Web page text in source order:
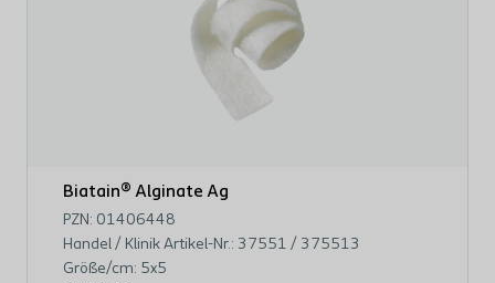
Biatain® Alginate Ag
PZN: 01406448
Handel / Klinik Artikel-Nr.: 37551 / 375513
Größe/cm: 5x5